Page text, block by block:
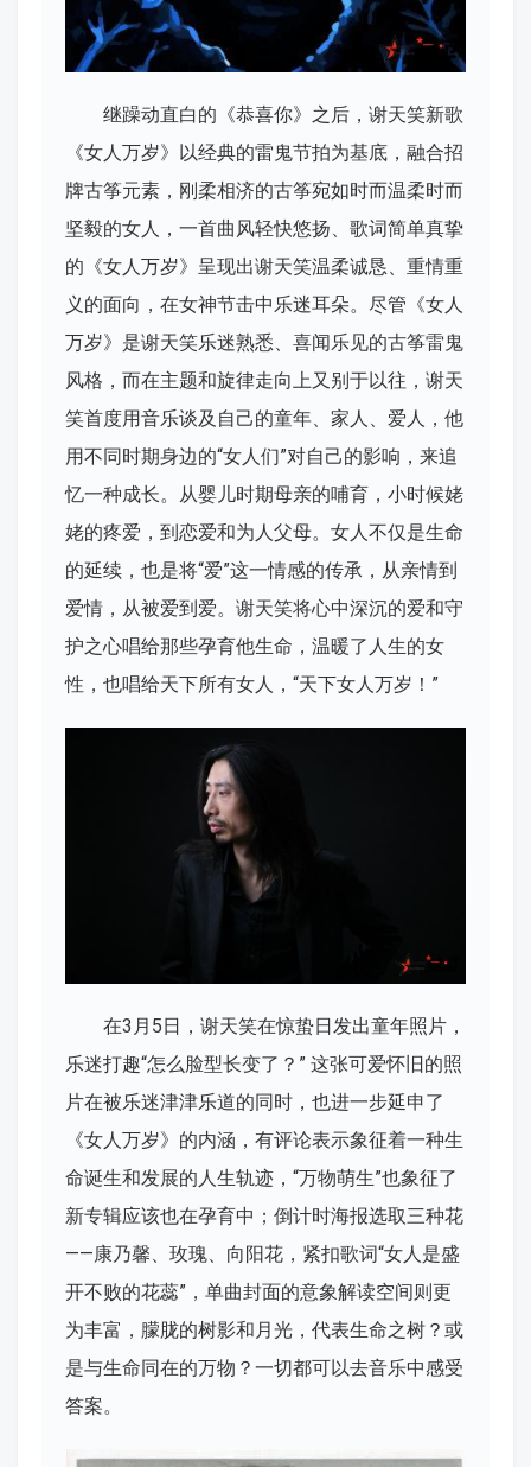
继躁动直白的《恭喜你》之后，谢天笑新歌
《女人万岁》以经典的雷鬼节拍为基底，融合招
牌古筝元素，刚柔相济的古筝宛如时而温柔时而
坚毅的女人，一首曲风轻快悠扬、歌词简单真挚
的《女人万岁》呈现出谢天笑温柔诚恳、重情重
义的面向，在女神节击中乐迷耳朵。尽管《女人
万岁》是谢天笑乐迷熟悉、喜闻乐见的古筝雷鬼
风格，而在主题和旋律走向上又别于以往，谢天
笑首度用音乐谈及自己的童年、家人、爱人，他
用不同时期身边的“女人们”对自己的影响，来追
忆一种成长。从婴儿时期母亲的哺育，小时候姥
姥的疼爱，到恋爱和为人父母。女人不仅是生命
的延续，也是将“爱”这一情感的传承，从亲情到
爱情，从被爱到爱。谢天笑将心中深沉的爱和守
护之心唱给那些孕育他生命，温暖了人生的女
性，也唱给天下所有女人，“天下女人万岁！”
在3月5日，谢天笑在惊蛰日发出童年照片，
乐迷打趣“怎么脸型长变了？” 这张可爱怀旧的照
片在被乐迷津津乐道的同时，也进一步延申了
《女人万岁》的内涵，有评论表示象征着一种生
命诞生和发展的人生轨迹，“万物萌生”也象征了
新专辑应该也在孕育中；倒计时海报选取三种花
——康乃馨、玫瑰、向阳花，紧扣歌词“女人是盛
开不败的花蕊”，单曲封面的意象解读空间则更
为丰富，朦胧的树影和月光，代表生命之树？或
是与生命同在的万物？一切都可以去音乐中感受
答案。